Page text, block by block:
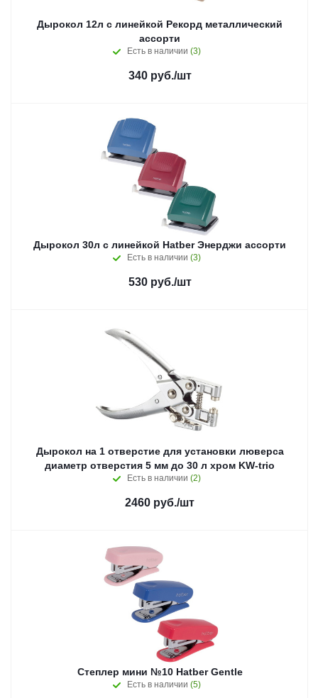
Дырокол 12л с линейкой Рекорд металлический
ассорти
Есть в наличии (3)
340руб./шт
Дырокол 30л с линейкой Hatber Энерджи ассорти
Есть в наличии (3)
530руб./шт
Дырокол на 1 отверстие для установки люверса
диаметр отверстия 5 мм до 30 л хром KW-trio
Есть в наличии (2)
2460 руб./шт
Степлер мини №10 Hatber Gentle
Есть в наличии (5)